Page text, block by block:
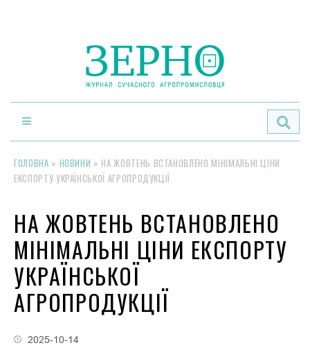
ГОЛОВНА » НОВИНИ » НА ЖОВТЕНЬ ВСТАНОВЛЕНО МІНІМАЛЬНІ ЦІНИ
ЕКСПОРТУ УКРАЇНСЬКОЇ АГРОПРОДУКЦІЇ
НА ЖОВТЕНЬ ВСТАНОВЛЕНО
МІНІМАЛЬНІ ЦІНИ ЕКСПОРТУ
УКРАЇНСЬКОЇ
АГРОПРОДУКЦІЇ
2025-10-14